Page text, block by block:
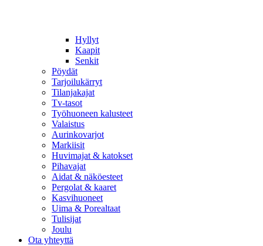
Hyllyt
Kaapit
Senkit
Pöydät
Tarjoilukärryt
Tilanjakajat
Tv-tasot
Työhuoneen kalusteet
Valaistus
Aurinkovarjot
Markiisit
Huvimajat & katokset
Pihavajat
Aidat & näköesteet
Pergolat & kaaret
Kasvihuoneet
Uima & Porealtaat
Tulisijat
Joulu
Ota yhteyttä